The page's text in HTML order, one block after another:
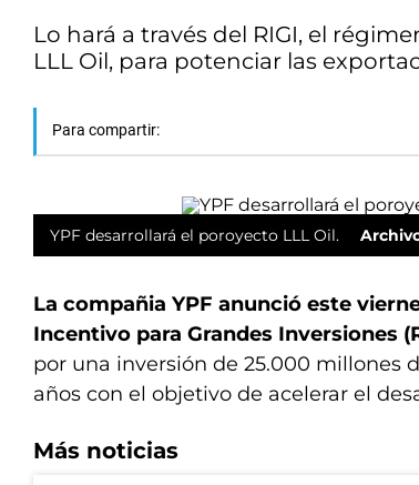
Lo hará a través del RIGI, el
LLL Oil, para potenciar las
Para compartir:
YPF desarrollará el poroyecto LLL Oil.
La compañia YPF anunció este
Incentivo para Grandes Inversiones
por una inversión de 25.000 millones
años con el objetivo de acelerar el
Más noticias